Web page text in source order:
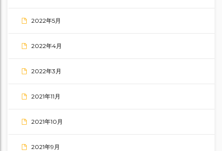
2022年5月
2022年4月
2022年3月
2021年11月
2021年10月
2021年9月